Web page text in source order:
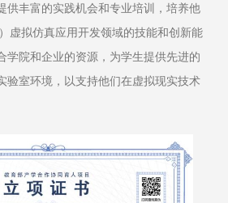
供丰富的实践机会和专业培训，培养他
虚拟仿真应用开发领域的技能和创新能
学院和企业的资源，为学生提供先进的
验室环境，以支持他们在虚拟现实技术